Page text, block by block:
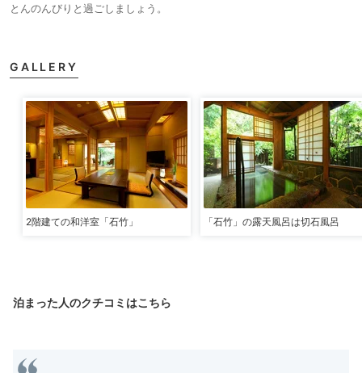
とんのんびりと過ごしましょう。
GALLERY
2階建ての和洋室「石竹」 「石竹」の露天風呂は切石風呂
泊まった人のクチコミはこちら